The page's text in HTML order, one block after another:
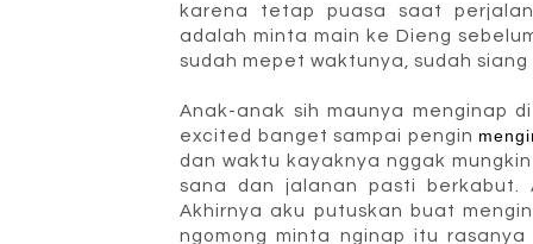
karena tetap puasa saat
adalah minta main ke Dieng
sudah mepet waktunya, sudah
Anak-anak sih maunya menginap
excited banget sampai pengin
dan waktu kayaknya nggak
sana dan jalanan pasti berkabut.
Akhirnya aku putuskan buat
ngomong minta nginap itu